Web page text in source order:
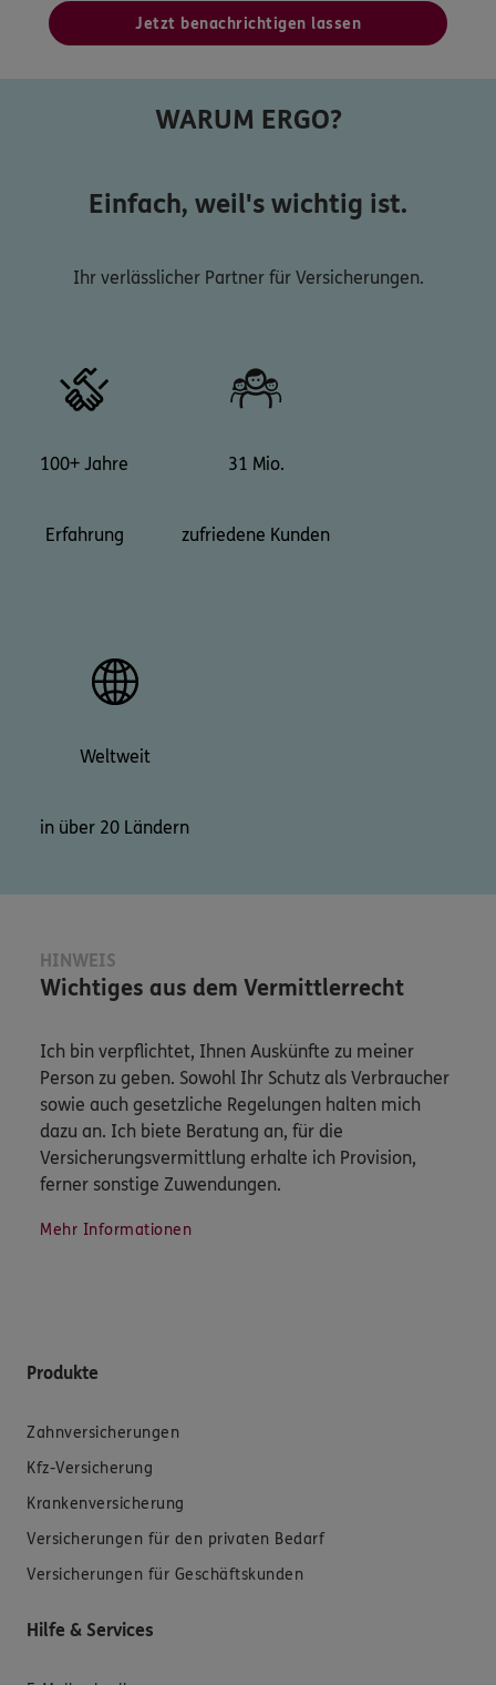
Jetzt benachrichtigen lassen
WARUM ERGO?
Einfach, weil's wichtig ist.
Ihr verlässlicher Partner für Versicherungen.
100+ Jahre
Erfahrung
31 Mio.
zufriedene Kunden
Weltweit
in über 20 Ländern
HINWEIS
Wichtiges aus dem Vermittlerrecht
Ich bin verpflichtet, Ihnen Auskünfte zu meiner
Person zu geben. Sowohl Ihr Schutz als Verbraucher
sowie auch gesetzliche Regelungen halten mich
dazu an. Ich biete Beratung an, für die
Versicherungsvermittlung erhalte ich Provision,
ferner sonstige Zuwendungen.
Mehr Informationen
Produkte
Zahnversicherungen
Kfz-Versicherung
Krankenversicherung
Versicherungen für den privaten Bedarf
Versicherungen für Geschäftskunden
Hilfe & Services